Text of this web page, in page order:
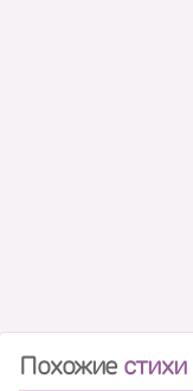
Похожие стихи